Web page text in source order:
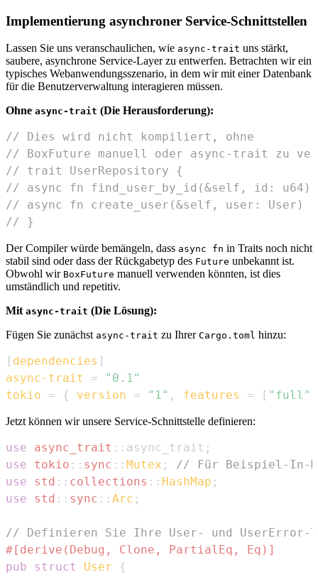
Implementierung asynchroner Service-Schnittstellen
Lassen Sie uns veranschaulichen, wie async-trait uns stärkt,
saubere, asynchrone Service-Layer zu entwerfen. Betrachten wir ein
typisches Webanwendungsszenario, in dem wir mit einer Datenbank
für die Benutzerverwaltung interagieren müssen.
Ohne async-trait (Die Herausforderung):
// Dies wird nicht kompiliert, ohne
// BoxFuture manuell oder async-trait zu
// trait UserRepository {
// async fn find_user_by_id(&self, id: u64)
// async fn create_user(&self, user: User)
// }
Der Compiler würde bemängeln, dass async fn in Traits noch nicht
stabil sind oder dass der Rückgabetyp des Future unbekannt ist.
Obwohl wir BoxFuture manuell verwenden könnten, ist dies
umständlich und repetitiv.
Mit async-trait (Die Lösung):
Fügen Sie zunächst async-trait zu Ihrer Cargo.toml hinzu:
[ dependencies ]
async-trait
=
"0.1"
tokio
= { version = "1" , features = [ "full"
Jetzt können wir unsere Service-Schnittstelle definieren:
use async_trait :: async_trait ;
use
tokio :: sync :: Mutex ;
// Für Beispiel-In-
use
std :: collections :: HashMap ;
use
std :: sync :: Arc ;
// Definieren Sie Ihre User- und UserError-
#[derive(Debug, Clone, PartialEq, Eq)]
pub
struct User {